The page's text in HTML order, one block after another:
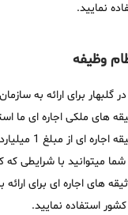
نمایید.
وظیفه
گلبهار برای ارائه به
های ملکی اجاره ای ما
. شما میتوانید با شرایطی
های اجاره ای برای
استفاده نمایید.